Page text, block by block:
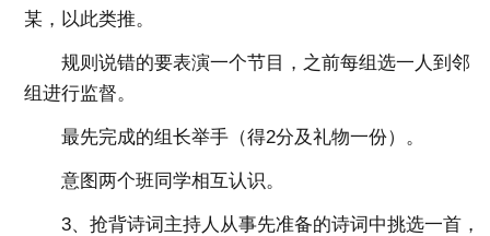
某，以此类推。
规则说错的要表演一个节目，之前每组选一人到邻
组进行监督。
最先完成的组长举手（得2分及礼物一份）。
意图两个班同学相互认识。
3、抢背诗词主持人从事先准备的诗词中挑选一首，